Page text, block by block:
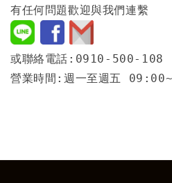
有任何問題歡迎與我們連繫
或聯絡電話:0910-500-108
營業時間:週一至週五